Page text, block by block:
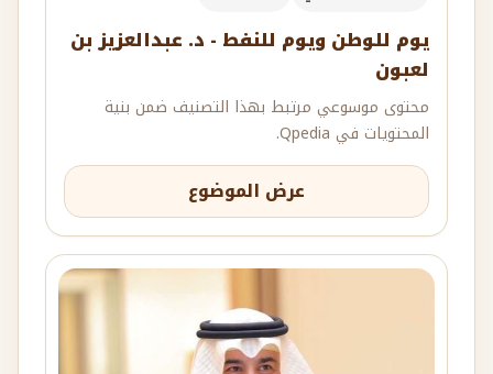
يوم للوطن ويوم للنفط - د. عبدالعزيز بن
لعبون
محتوى موسوعي مرتبط بهذا التصنيف ضمن بنية
المحتويات في Qpedia.
عرض الموضوع